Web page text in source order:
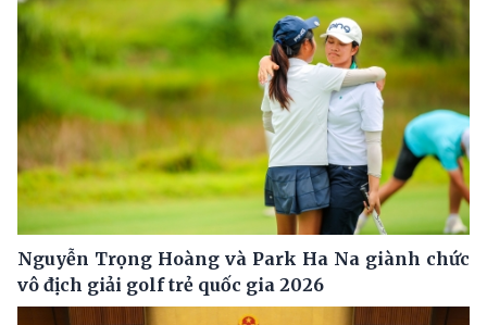
Nguyễn Trọng Hoàng và Park Ha Na giành chức
vô địch giải golf trẻ quốc gia 2026